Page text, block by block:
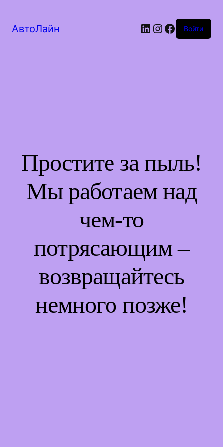
АвтоЛайн LinkedIn
Instagram
Facebook
Войти
Простите за пыль!
Мы работаем над
чем-то
потрясающим –
возвращайтесь
немного позже!